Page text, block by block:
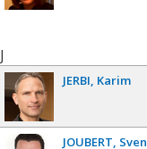
J
JERBI Karim
JOUBERT Sven